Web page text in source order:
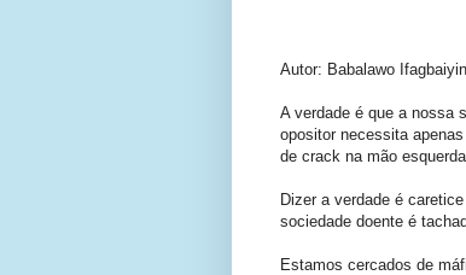
Autor: Babalawo
A verdade é que a nossa
opositor necessita
de crack na mão
Dizer a verdade é
sociedade doente é
Estamos cercados de